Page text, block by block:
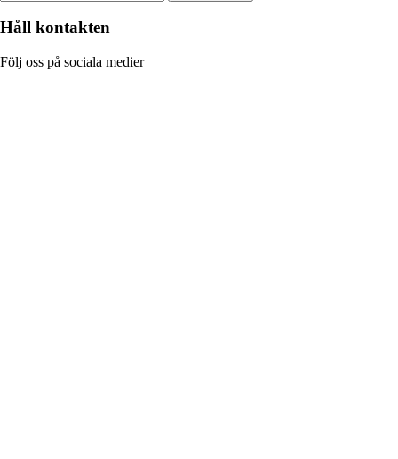
Håll kontakten
Följ oss på sociala medier